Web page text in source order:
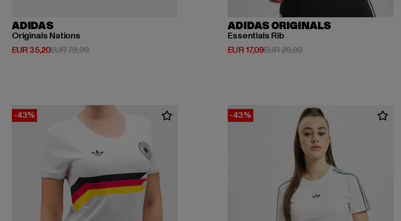
ADIDAS
Originals Nations
EUR 35,20
Huidige prijs: EUR 35,20
EUR 79,99Actieprijs: EUR 79,99
ADIDAS ORIGINALS
Essentials Rib
EUR 17,09
Huidige prijs: EUR 17,09
EUR 29,99Actieprijs: EUR 29,99
-43% -43%